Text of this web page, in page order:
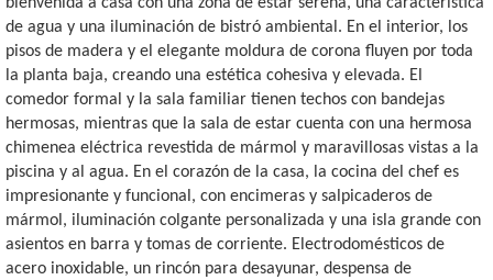
de agua y una iluminación de bistró ambiental. En el interior, los
pisos de madera y el elegante moldura de corona fluyen por toda
la planta baja, creando una estética cohesiva y elevada. El
comedor formal y la sala familiar tienen techos con bandejas
hermosas, mientras que la sala de estar cuenta con una hermosa
chimenea eléctrica revestida de mármol y maravillosas vistas a la
piscina y al agua. En el corazón de la casa, la cocina del chef es
impresionante y funcional, con encimeras y salpicaderos de
mármol, iluminación colgante personalizada y una isla grande con
asientos en barra y tomas de corriente. Electrodomésticos de
acero inoxidable, un rincón para desayunar, despensa de